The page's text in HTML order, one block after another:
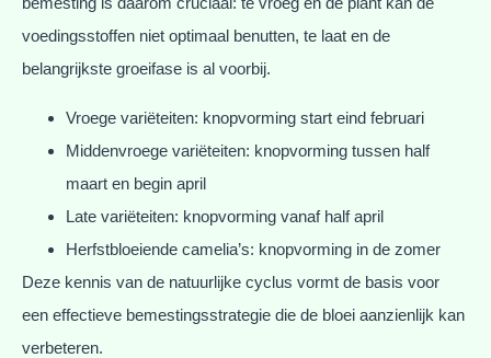
voedingsstoffen niet optimaal benutten, te laat en de
belangrijkste groeifase is al voorbij.
Vroege variëteiten: knopvorming start eind februari
Middenvroege variëteiten: knopvorming tussen half
maart en begin april
Late variëteiten: knopvorming vanaf half april
Herfstbloeiende camelia’s: knopvorming in de zomer
Deze kennis van de natuurlijke cyclus vormt de basis voor
een effectieve bemestingsstrategie die de bloei aanzienlijk kan
verbeteren.